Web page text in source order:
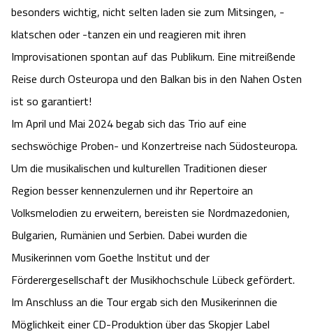
Veranstaltungen
Unterkünfte
Ausflugsziele
besonders wichtig, nicht selten laden sie zum Mitsingen, -
klatschen oder -tanzen ein und reagieren mit ihren
Improvisationen spontan auf das Publikum. Eine mitreißende
Reise durch Osteuropa und den Balkan bis in den Nahen Osten
ist so garantiert!
Im April und Mai 2024 begab sich das Trio auf eine
sechswöchige Proben- und Konzertreise nach Südosteuropa.
Um die musikalischen und kulturellen Traditionen dieser
Region besser kennenzulernen und ihr Repertoire an
Volksmelodien zu erweitern, bereisten sie Nordmazedonien,
Bulgarien, Rumänien und Serbien. Dabei wurden die
Musikerinnen vom Goethe Institut und der
Förderergesellschaft der Musikhochschule Lübeck gefördert.
Im Anschluss an die Tour ergab sich den Musikerinnen die
Möglichkeit einer CD-Produktion über das Skopjer Label